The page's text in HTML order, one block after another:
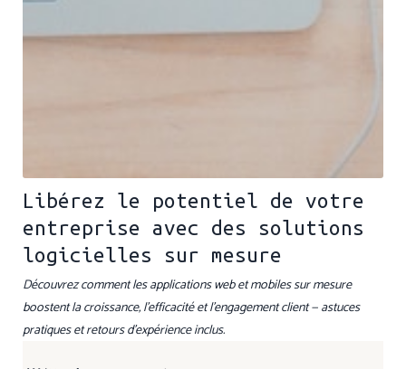
Libérez le potentiel de votre
entreprise avec des solutions
logicielles sur mesure
Découvrez comment les applications web et mobiles sur mesure
boostent la croissance, l’efficacité et l’engagement client — astuces
pratiques et retours d’expérience inclus.